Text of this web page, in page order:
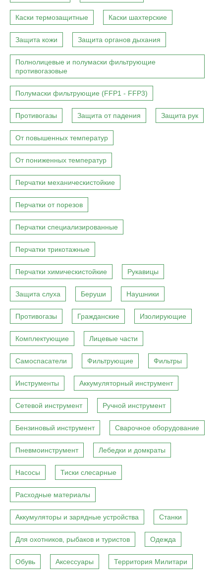
Каски термозащитные Каски шахтерские
Защита кожи Защита органов дыхания
Полнолицевые и полумаски фильтрующие
противогазовые
Полумаски фильтрующие (FFP1 - FFP3)
Противогазы Защита от падения Защита рук
От повышенных температур
От пониженных температур
Перчатки механическистойкие
Перчатки от порезов
Перчатки специализированные
Перчатки трикотажные
Перчатки химическистойкие Рукавицы
Защита слуха Беруши Наушники
Противогазы Гражданские Изолирующие
Комплектующие Лицевые части
Самоспасатели Фильтрующие Фильтры
Инструменты Аккумуляторный инструмент
Сетевой инструмент Ручной инструмент
Бензиновый инструмент Сварочное оборудование
Пневмоинструмент Лебедки и домкраты
Насосы Тиски слесарные
Расходные материалы
Аккумуляторы и зарядные устройства Станки
Для охотников, рыбаков и туристов Одежда
Обувь Аксессуары Территория Милитари